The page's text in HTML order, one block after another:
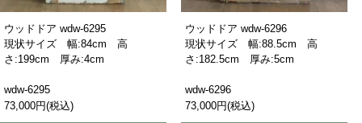
ウッドドア wdw-6295
現状サイズ 幅:84cm 高
さ:199cm 厚み:4cm
wdw-6295
73,000円(税込)
ウッドドア wdw-6296
現状サイズ 幅:88.5cm 高
さ:182.5cm 厚み:5cm
wdw-6296
73,000円(税込)